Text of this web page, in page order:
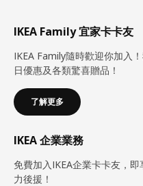
IKEA Family 宜家卡卡友
IKEA Family隨時歡迎你加入
日優惠及各類驚喜贈品！
了解更多
IKEA 企業業務
免費加入IKEA企業卡卡友，
力後援！